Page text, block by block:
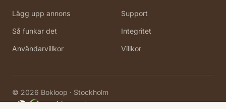
Lägg upp annons
Så funkar det
Användarvillkor
Support
Integritet
Villkor
© 2026 Bokloop · Stockholm